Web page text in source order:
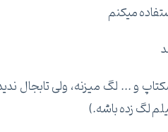
میکنم
و ... لگ میزنه، ولی تابجال
لگ زده باشه.)